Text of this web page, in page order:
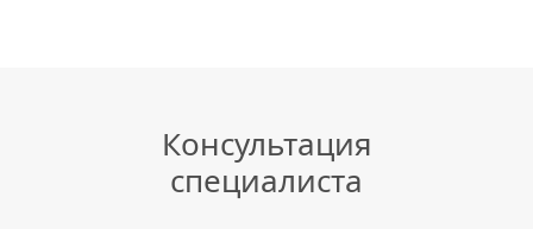
Консультация
специалиста